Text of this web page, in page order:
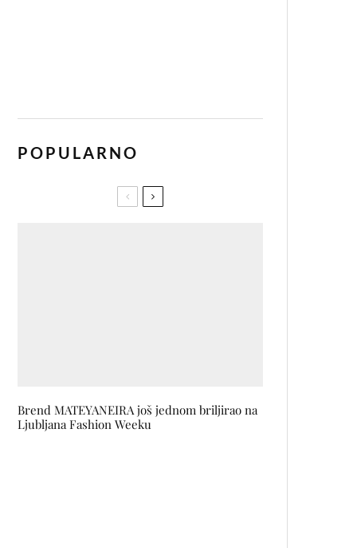
POPULARNO
Brend MATEYANEIRA još jednom briljirao na
Ljubljana Fashion Weeku